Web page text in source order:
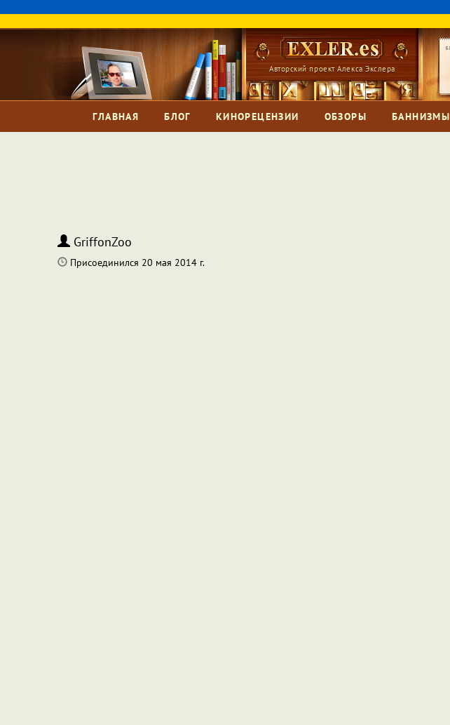
Авторский проект Алекса Экслера
ГЛАВНАЯ БЛОГ КИНОРЕЦЕНЗИИ ОБЗОРЫ БАННИЗМЫ
GriffonZoo
Присоединился 20 мая 2014 г.